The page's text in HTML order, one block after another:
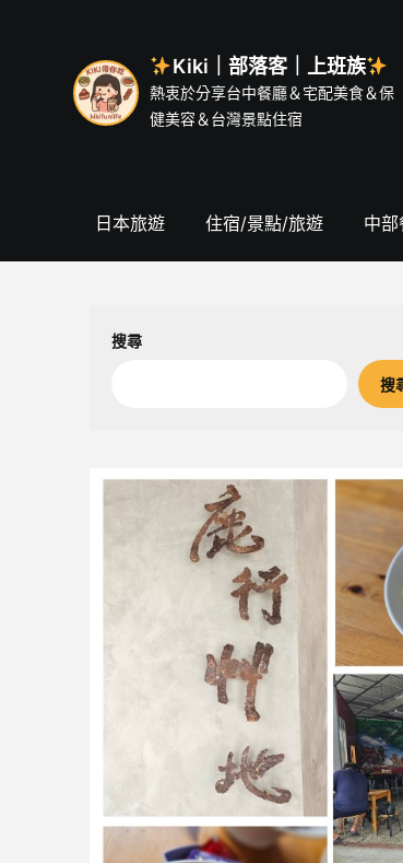
Kiki｜部落客｜上班族
熱衷於分享台中餐廳＆宅配美食＆保
健美容＆台灣景點住宿
日本旅遊 住宿/景點/旅遊 中
搜尋
搜